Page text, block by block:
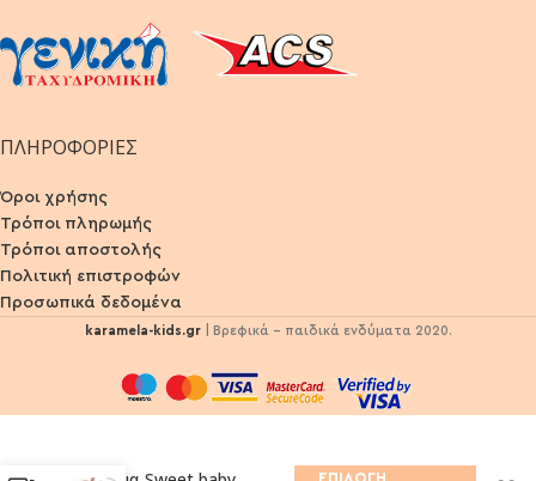
ΠΛΗΡΟΦΟΡΙΕΣ
Όροι χρήσης
Τρόποι πληρωμής
Τρόποι αποστολής
Πολιτική επιστροφών
Προσωπικά δεδομένα
karamela-kids.gr | Βρεφικά - παιδικά ενδύματα 2020.